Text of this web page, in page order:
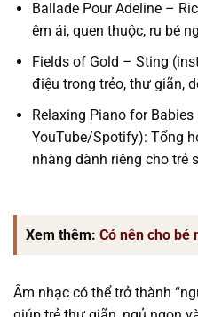
Ballade Pour Adeline –
êm ái, quen thuộc, ru bé
Fields of Gold – Sting
điệu trong trẻo, thư giãn,
Relaxing Piano for
YouTube/Spotify): Tổng
nhàng dành riêng cho trẻ
Xem thêm: Có nên cho bé
Âm nhạc có thể trở thành